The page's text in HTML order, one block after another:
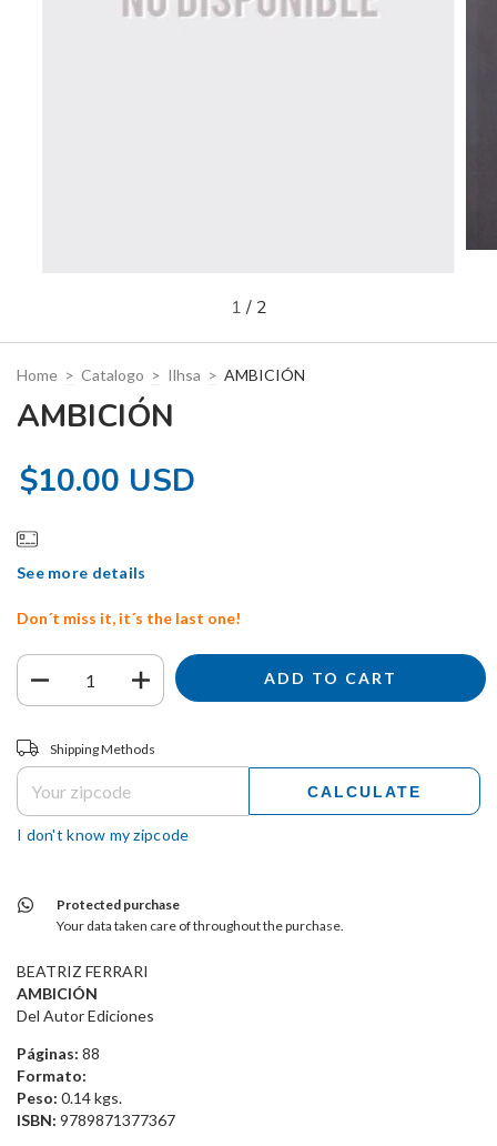
1 / 2
Home > Catalogo > Ilhsa > AMBICIÓN
AMBICIÓN
$10.00 USD
See more details
Don´t miss it, it´s the last one!
Shipping for zipcode:
Shipping Methods
CALCULATE
I don't know my zipcode
Protected purchase
Your data taken care of throughout the purchase.
BEATRIZ FERRARI
AMBICIÓN
Del Autor Ediciones
Páginas: 88
Formato:
Peso: 0.14 kgs.
ISBN: 9789871377367